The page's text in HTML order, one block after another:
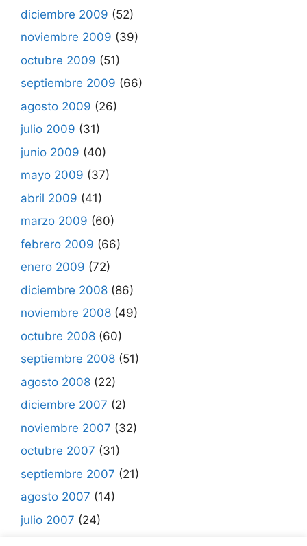
diciembre 2009 (52)
noviembre 2009 (39)
octubre 2009 (51)
septiembre 2009 (66)
agosto 2009 (26)
julio 2009 (31)
junio 2009 (40)
mayo 2009 (37)
abril 2009 (41)
marzo 2009 (60)
febrero 2009 (66)
enero 2009 (72)
diciembre 2008 (86)
noviembre 2008 (49)
octubre 2008 (60)
septiembre 2008 (51)
agosto 2008 (22)
diciembre 2007 (2)
noviembre 2007 (32)
octubre 2007 (31)
septiembre 2007 (21)
agosto 2007 (14)
julio 2007 (24)